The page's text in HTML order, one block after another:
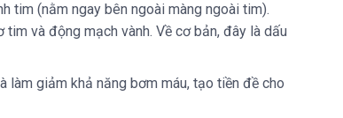
tim (nằm ngay bên ngoài màng ngoài tim).
và động mạch vành. Về cơ bản, đây là dấu
giảm khả năng bơm máu, tạo tiền đề cho